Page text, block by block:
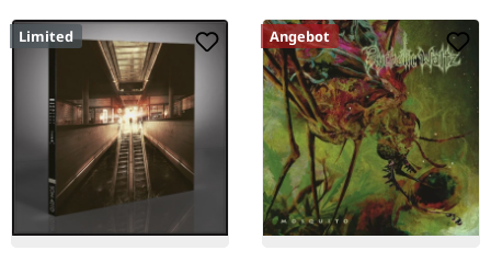
Limited Angebot